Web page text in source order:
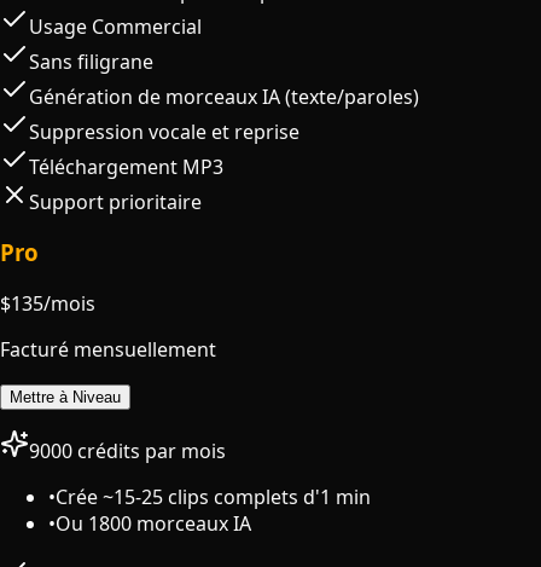
Usage Commercial
Sans filigrane
Génération de morceaux IA (texte/paroles)
Suppression vocale et reprise
Téléchargement MP3
Support prioritaire
Pro
$135/mois
Facturé mensuellement
Mettre à Niveau
9000 crédits par mois
•Crée ~15-25 clips complets d'1 min
•Ou 1800 morceaux IA